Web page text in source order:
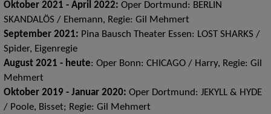
Oktober 2021 - April 2022: Oper Dortmund: BERLIN
SKANDALÖS / Ehemann, Regie: Gil Mehmert
September 2021: Pina Bausch Theater Essen: LOST SHARKS /
Spider, Eigenregie
August 2021 - heute: Oper Bonn: CHICAGO / Harry, Regie: Gil
Mehmert
Oktober 2019 - Januar 2020: Oper Dortmund: JEKYLL & HYDE
/ Poole, Bisset; Regie: Gil Mehmert